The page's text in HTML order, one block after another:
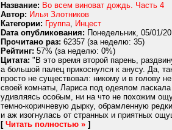
Название: Во всем виноват дождь. Часть 4
Автор: Илья Злотников
Категории: Группа, Инцест
Dата опубликования: Понедельник, 05/01/
Прочитано раз: 62357 (за неделю: 35)
Рейтинг: 57% (за неделю: 0%)
Цитата: "В это время второй парень,
а большой палец прикоснулся к анусу. Да,
просто не существовал: никому и в голову
своей комнаты, Лариса под одеялом
удивляясь особым, ни на что не похожим
темно-коричневую дырку, обрамленную
и аж изогнулась от странных и приятных
[ Читать полностью » ]